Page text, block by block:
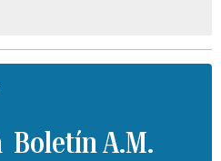
Boletín A.M.